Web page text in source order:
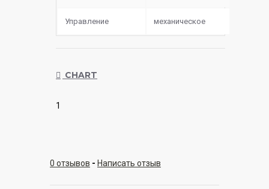
Управление механическое
CHART
1
0 отзывов - Написать отзыв